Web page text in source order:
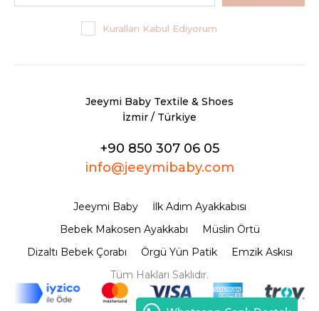
Kuralları Kabul Ediyorum
Jeeymi Baby Textile & Shoes
İzmir / Türkiye
+90 850 307 06 05
info@jeeymibaby.com
Jeeymi Baby
İlk Adım Ayakkabısı
Bebek Makosen Ayakkabı
Müslin Örtü
Dizaltı Bebek Çorabı
Örgü Yün Patik
Emzik Askısı
Tüm Hakları Saklıdır.